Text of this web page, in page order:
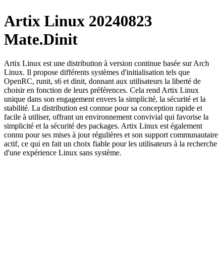
Artix Linux 20240823
Mate.Dinit
Artix Linux est une distribution à version continue basée sur Arch
Linux. Il propose différents systèmes d'initialisation tels que
OpenRC, runit, s6 et dinit, donnant aux utilisateurs la liberté de
choisir en fonction de leurs préférences. Cela rend Artix Linux
unique dans son engagement envers la simplicité, la sécurité et la
stabilité. La distribution est connue pour sa conception rapide et
facile à utiliser, offrant un environnement convivial qui favorise la
simplicité et la sécurité des packages. Artix Linux est également
connu pour ses mises à jour régulières et son support communautaire
actif, ce qui en fait un choix fiable pour les utilisateurs à la recherche
d'une expérience Linux sans système.